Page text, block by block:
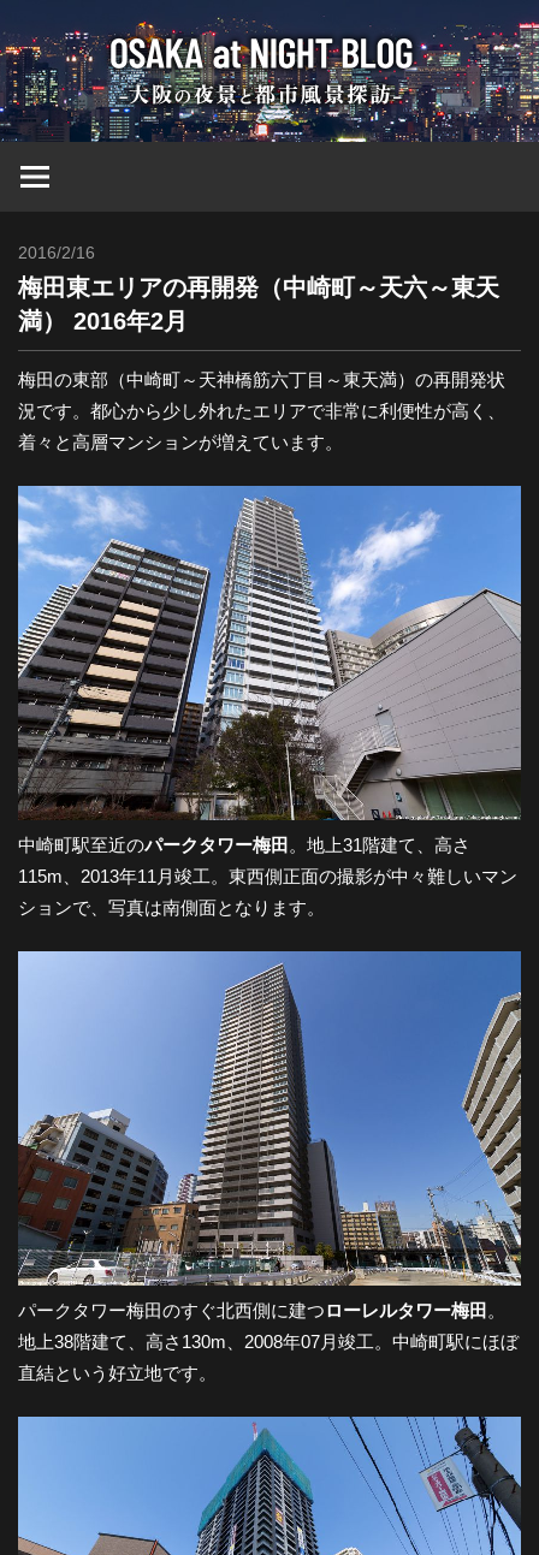
ン
テ
ン
ツ
大
阪
ブ
ロ
-
大
阪
の
夜
景
と
都
市
風
景
探
訪-
2016/2/16
梅田東エリアの再開発（中崎町～天六～東天
満） 2016年2月
梅田の東部（中崎町～天神橋筋六丁目～東天満）の再開発状
況です。都心から少し外れたエリアで非常に利便性が高く、
着々と高層マンションが増えています。
中崎町駅至近のパークタワー梅田 。地上31階建て、高さ
115m、2013年11月竣工。東西側正面の撮影が中々難しいマン
ションで、写真は南側面となります。
パークタワー梅田のすぐ北西側に建つローレルタワー梅田 。
地上38階建て、高さ130m、2008年07月竣工。中崎町駅にほぼ
直結という好立地です。